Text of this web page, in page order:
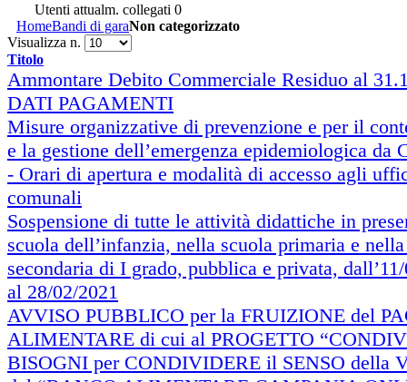
Utenti attualm. collegati 0
HomeBandi di garaNon categorizzato
Visualizza n.
Titolo
Ammontare Debito Commerciale Residuo al
DATI PAGAMENTI
Misure organizzative di prevenzione e per il
e la gestione dell’emergenza epidemiologica da
- Orari di apertura e modalità di accesso agli
comunali
Sospensione di tutte le attività didattiche in
scuola dell’infanzia, nella scuola primaria e
secondaria di I grado, pubblica e privata,
al 28/02/2021
AVVISO PUBBLICO per la FRUIZIONE del
ALIMENTARE di cui al PROGETTO
BISOGNI per CONDIVIDERE il SENSO della